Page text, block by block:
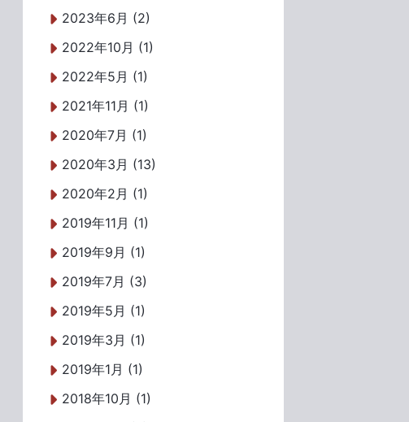
2023年6月 (2)
2022年10月 (1)
2022年5月 (1)
2021年11月 (1)
2020年7月 (1)
2020年3月 (13)
2020年2月 (1)
2019年11月 (1)
2019年9月 (1)
2019年7月 (3)
2019年5月 (1)
2019年3月 (1)
2019年1月 (1)
2018年10月 (1)